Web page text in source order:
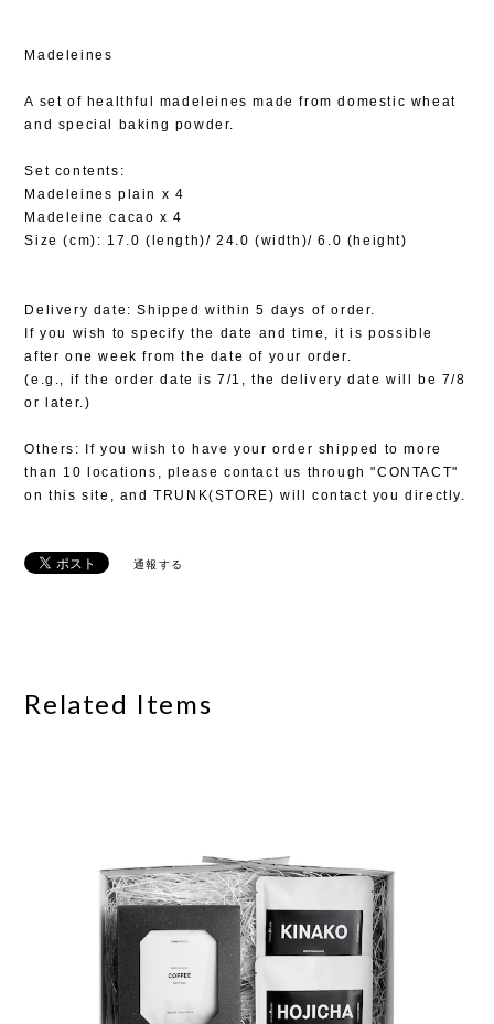
Madeleines
A set of healthful madeleines made from domestic wheat
and special baking powder.
Set contents:
Madeleines plain x 4
Madeleine cacao x 4
Size (cm): 17.0 (length)/ 24.0 (width)/ 6.0 (height)
Delivery date: Shipped within 5 days of order.
If you wish to specify the date and time, it is possible
after one week from the date of your order.
(e.g., if the order date is 7/1, the delivery date will be 7/8
or later.)
Others: If you wish to have your order shipped to more
than 10 locations, please contact us through "CONTACT"
on this site, and TRUNK(STORE) will contact you directly.
通報する
Related Items